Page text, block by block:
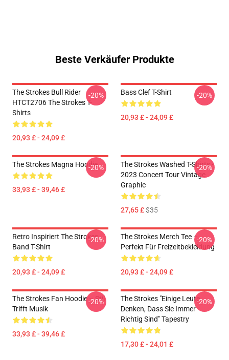
Beste Verkäufer Produkte
The Strokes Bull Rider
HTCT2706 The Strokes T-
Shirts
20,93 £ - 24,09 £
-20% Bass Clef T-Shirt
20,93 £ - 24,09 £
-20%
The Strokes Magna Hoodie
33,93 £ - 39,46 £
-20%
The Strokes Washed T-Shirts -
2023 Concert Tour Vintage
Graphic
27,65 £$35
-20%
Retro Inspiriert The Strokes
Band T-Shirt
20,93 £ - 24,09 £
-20%
The Strokes Merch Tee –
Perfekt Für Freizeitbekleidung
20,93 £ - 24,09 £
-20%
The Strokes Fan Hoodie – Stil
Trifft Musik
33,93 £ - 39,46 £
-20%
The Strokes "Einige Leute
Denken, Dass Sie Immer
Richtig Sind" Tapestry
17,30 £ - 24,01 £
-20%